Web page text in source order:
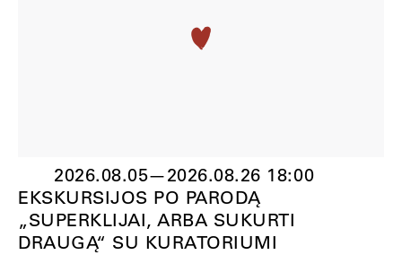
2026.08.05—2026.08.26 18:00
EKSKURSIJOS PO PARODĄ
„SUPERKLIJAI, ARBA SUKURTI
DRAUGĄ“ SU KURATORIUMI